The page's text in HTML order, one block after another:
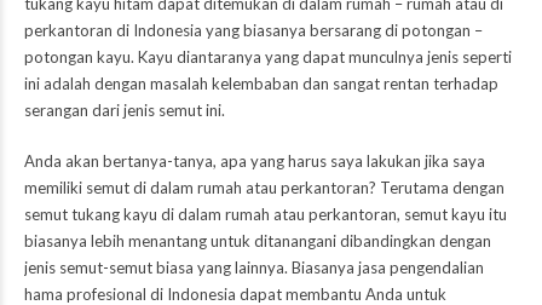
perkantoran di Indonesia yang biasanya bersarang di potongan –
potongan kayu. Kayu diantaranya yang dapat munculnya jenis seperti
ini adalah dengan masalah kelembaban dan sangat rentan terhadap
serangan dari jenis semut ini.
Anda akan bertanya-tanya, apa yang harus saya lakukan jika saya
memiliki semut di dalam rumah atau perkantoran? Terutama dengan
semut tukang kayu di dalam rumah atau perkantoran, semut kayu itu
biasanya lebih menantang untuk ditanangani dibandingkan dengan
jenis semut-semut biasa yang lainnya. Biasanya jasa pengendalian
hama profesional di Indonesia dapat membantu Anda untuk